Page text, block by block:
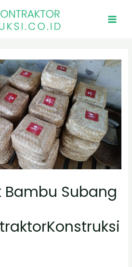
Bambu Subang